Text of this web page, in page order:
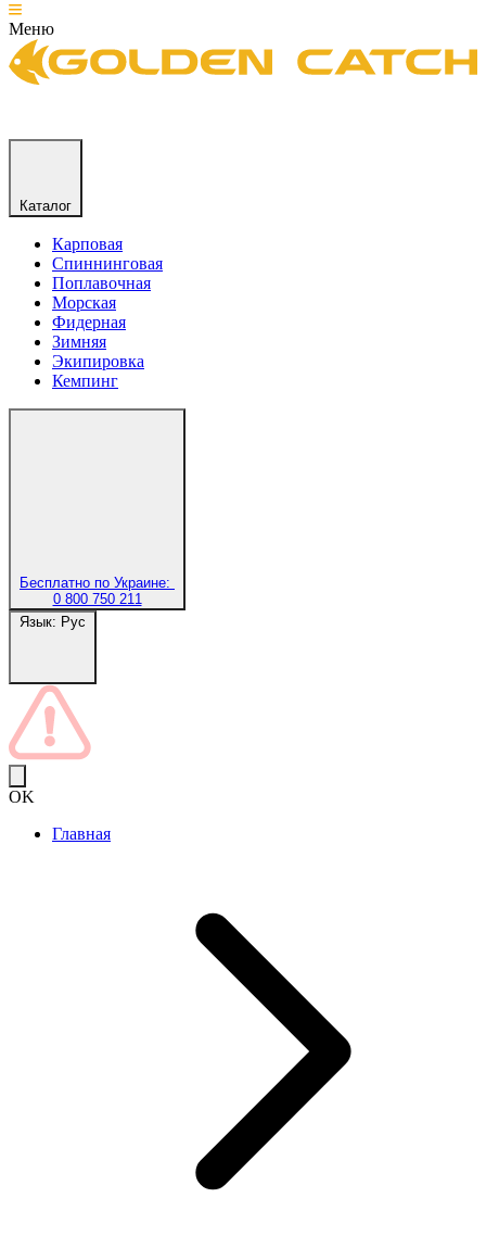
Меню
Каталог
Карповая
Спиннинговая
Поплавочная
Морская
Фидерная
Зимняя
Экипировка
Кемпинг
Бесплатно по Украине:
0 800 750 211
Язык: Рус
OK
Главная